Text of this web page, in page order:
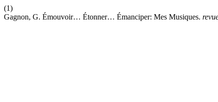
(1)
Gagnon, G. Émouvoir… Étonner… Émanciper: Mes Musiques.